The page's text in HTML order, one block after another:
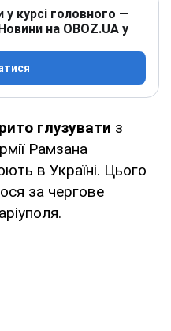
курсі головного —
на OBOZ.UA у
глузувати з
Рамзана
в Україні. Цього
за чергове